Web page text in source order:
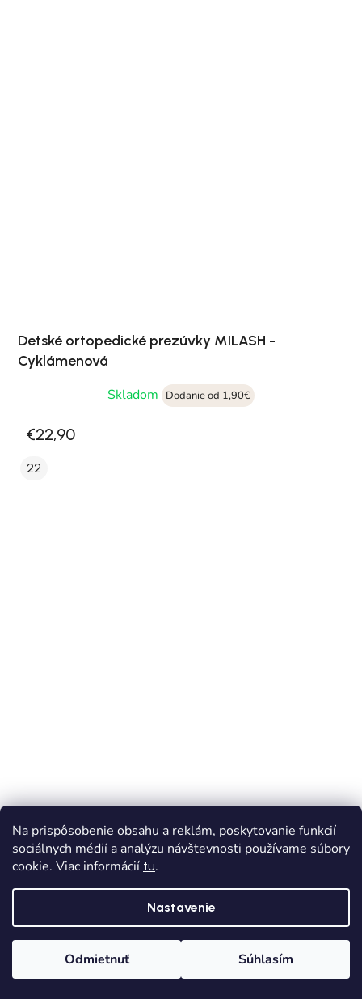
Na prispôsobenie obsahu a reklám, poskytovanie funkcií
sociálnych médií a analýzu návštevnosti používame súbory
cookie. Viac informácií tu.
Nastavenie
Odmietnuť Súhlasím
Detské ortopedické prezúvky MILASH -
Cyklámenová
Skladom
Dodanie od 1,90€
€22,90
22
Dievčenské plátené papuče BEFADO - Ružová
Skladom Dodanie od 1,90€
€19,90
27